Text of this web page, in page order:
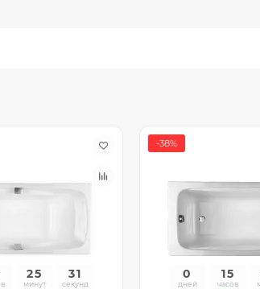
25
минут
30
секунд
-38%
0
дней
15
часов